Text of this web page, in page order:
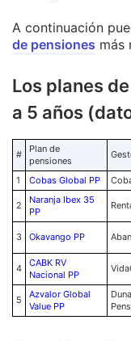
A continuación
de pensiones más
Los planes
a 5 años
#
Plan de
pensiones
1
Cobas Global PP
2
Naranja Ibex 35
PP
3 Okavango PP
4
CABK RV
Nacional PP
5
Azvalor Global
Value PP